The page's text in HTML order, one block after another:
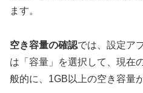
ます。
空き容量の確認では、設定ア
は「容量」を選択して、現在
般的に、1GB以上の空き容量